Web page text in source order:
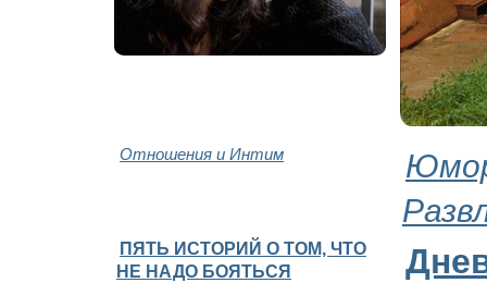
Отношения и Интим
ПЯТЬ ИСТОРИЙ О ТОМ, ЧТО
НЕ НАДО БОЯТЬСЯ